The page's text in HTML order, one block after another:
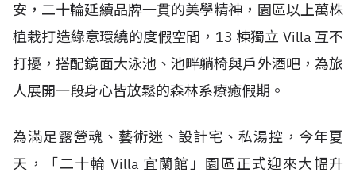
安，二十輪延續品牌一貫的美學精神，園區以上萬株
植栽打造綠意環繞的度假空間，13 棟獨立 Villa 互不
打擾，搭配鏡面大泳池、池畔躺椅與戶外酒吧，為旅
人展開一段身心皆放鬆的森林系療癒假期。
為滿足露營魂、藝術迷、設計宅、私湯控，今年夏
天，「二十輪 Villa 宜蘭館」園區正式迎來大幅升